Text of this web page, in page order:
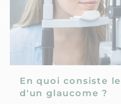
En quoi consiste
d'un glaucome ?